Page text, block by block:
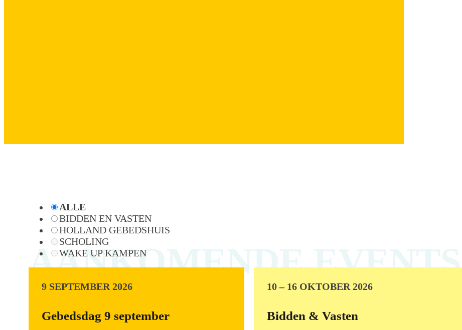
AANKOMENDE EVENTS
ALLE
BIDDEN EN VASTEN
HOLLAND GEBEDSHUIS
SCHOLING
WAKE UP KAMPEN
9 SEPTEMBER 2026
Gebedsdag 9 september
10 – 16 OKTOBER 2026
Bidden & Vasten